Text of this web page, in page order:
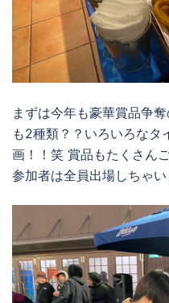
まずは今年も豪華賞品争
も2種類？？いろいろなタ
画！！笑 賞品もたくさん
参加者は全員出場しちゃい